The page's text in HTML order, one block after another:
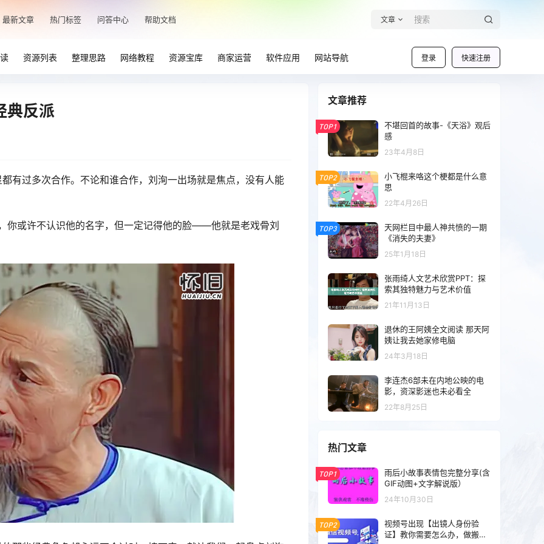
最新文章 热门标签 问答中心 帮助文档 文章
登录 快速注册
资源列表 整理思路 网络教程 资源宝库 商家运营 软件应用 网站导航
典反派
有过多次合作。不论和谁合作，刘洵一出场就是焦点，没有人能
你或许不认识他的名字，但一定记得他的脸——他就是老戏骨刘
文章推荐
TOP1
不堪回首的故事-《天浴》观后
感
23年4月8日
TOP2
小飞棍来咯这个梗都是什么意
思
22年4月26日
TOP3
天网栏目中最人神共愤的一期
《消失的夫妻》
25年1月18日
张雨绮人文艺术欣赏PPT：探
索其独特魅力与艺术价值
21年11月13日
退休的王阿姨全文阅读 那天阿
姨让我去她家修电脑
24年3月18日
李连杰6部未在内地公映的电
影，资深影迷也未必看全
22年8月25日
热门文章
TOP1
雨后小故事表情包完整分享(含
GIF动图+文字解说版）
24年10月30日
TOP2
视频号出现【出镜人身份验
证】教你需要怎么办，做搬运